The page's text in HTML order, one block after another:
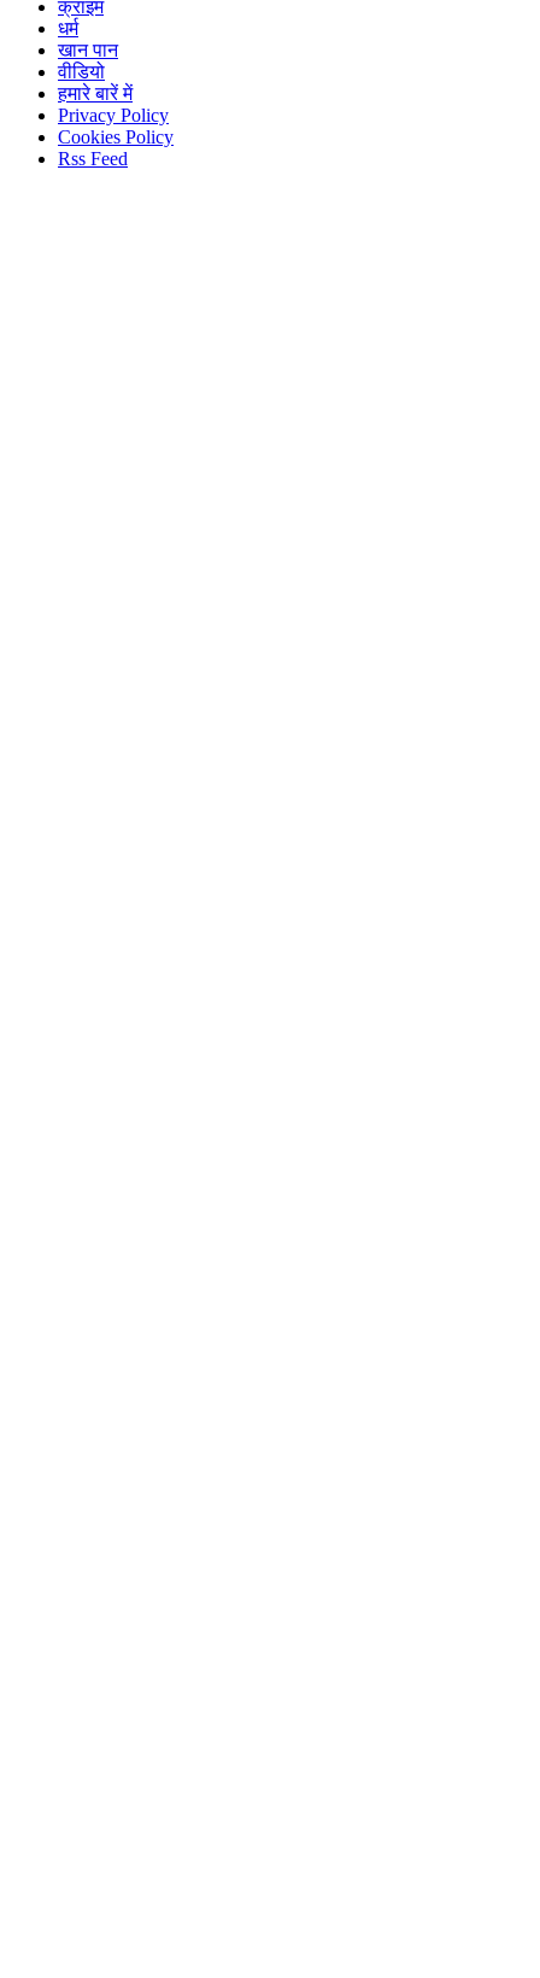
क्राइम
धर्म
खान पान
वीडियो
हमारे बारें में
Privacy Policy
Cookies Policy
Rss Feed